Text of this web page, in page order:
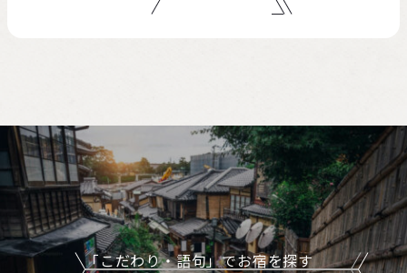
「こだわり・語句」でお宿を探す